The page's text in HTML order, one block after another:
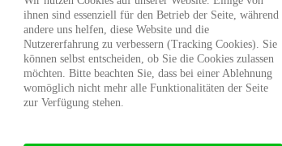
TORPET KLAPPTISCH,
KIEFER, GRAU, L 110CM B
ihnen sind essenziell für den Betrieb der Seite, während
andere uns helfen, diese Website und die
Nutzererfahrung zu verbessern (Tracking Cookies). Sie
können selbst entscheiden, ob Sie die Cookies zulassen
möchten. Bitte beachten Sie, dass bei einer Ablehnung
womöglich nicht mehr alle Funktionalitäten der Seite
zur Verfügung stehen.